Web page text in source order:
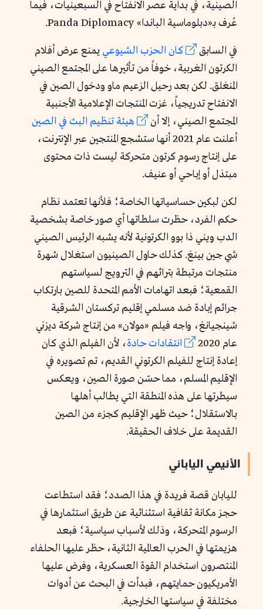
الصينية، في بداية عصر الانفتاح في السبعينيات، فيما
عُرف بـ«دبلوماسية الباندا» Panda Diplomacy.
في السابق كان الحزب الشيوعي يمنع عرض أفلام
الكرتون الغربية، خوفاً من تأثيرها على المجتمع الصيني
المنغلق. لكن بعد رحيل الزعيم ماو ودخول الصين في
الانفتاح تدريجياً، غزت المنتجات الإعلامية الأجنبية
المجتمع الصيني، إلا أن
هيئة تنظيم البث في الصين
أعلنت عام 2021 أنها ستشجع المنتجين عبر الإنترنت،
على إنتاج رسوم كرتون متحركة ليست ذات محتوى
مبتذل أو إباحي أو عنيف.
لكن لبكين حساسياتها الخاصة؛ فلأنها تعتمد نظام
حكم الفرد، حظرت سلطاتها أي صور خاصة بشخصية
الدب ويني ذا بوو الكرتونية لأنه يشبه الرئيس الصيني
شي جين بينغ. كذلك حاول الصينيون استغلال شهرة
منتجات مرتبطة بتراثهم في الترويج لسياستهم
القمعية؛ فبعد اتهامات الأمم المتحدة للصين بارتكاب
جرائم إبادة ضد مسلمي إقليم تركستان الشرقية
شينجيانغ، واجه فيلم «مولان» من إنتاج شركة ديزني
عام 2020
انتقادات حادة، لأن الفيلم الذي كان
إعادة إنتاج للفيلم الكرتوني القديم، تم تصويره في
الإقليم المسلم، مما حسّن صورة الصين، ويعكس
سيطرتها على هذه المنطقة التي يطالب أهلها
بالاستقلال؛ حيث ظهر الإقليم كجزء من الصين
القديمة على خلاف الحقيقة.
الأنيمي الياباني
لليابان قصة فريدة في هذا الصدد؛ فقد استطاعت
حجز مكانة ثقافية استثنائية عن طريق استثمارها في
الرسوم المتحركة، وذلك لأسباب سياسية؛ فبعد
هزيمتها في الحرب العالمية الثانية، حظر عليها الحلفاء
المنتصرون استخدام القوة العسكرية، وفرض عليها
الأمريكيون حمايتهم، فبدأت في البحث عن أدوات
مختلفة في سياستها الخارجية.